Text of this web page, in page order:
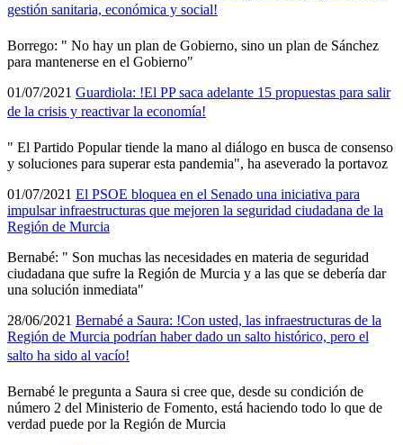
gestión sanitaria, económica y social!
Borrego: " No hay un plan de Gobierno, sino un plan de Sánchez
para mantenerse en el Gobierno"
01/07/2021 Guardiola: !El PP saca adelante 15 propuestas para salir
de la crisis y reactivar la economí­a!
" El Partido Popular tiende la mano al diálogo en busca de consenso
y soluciones para superar esta pandemia", ha aseverado la portavoz
01/07/2021 El PSOE bloquea en el Senado una iniciativa para
impulsar infraestructuras que mejoren la seguridad ciudadana de la
Región de Murcia
Bernabé: " Son muchas las necesidades en materia de seguridad
ciudadana que sufre la Región de Murcia y a las que se deberí­a dar
una solución inmediata"
28/06/2021 Bernabé a Saura: !Con usted, las infraestructuras de la
Región de Murcia podrí­an haber dado un salto histórico, pero el
salto ha sido al vací­o!
Bernabé le pregunta a Saura si cree que, desde su condición de
número 2 del Ministerio de Fomento, está haciendo todo lo que de
verdad puede por la Región de Murcia